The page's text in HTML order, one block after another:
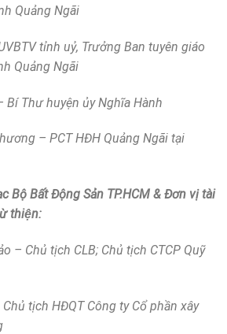
Quảng Ngãi
tỉnh uỷ, Trưởng Ban tuyên giáo
Quảng Ngãi
Bí Thư huyện ủy Nghĩa Hành
– PCT HĐH Quảng Ngãi tại
Bộ Bất Động Sản TP.HCM & Đơn vị tài
thiện:
– Chủ tịch CLB; Chủ tịch CTCP Quỹ
tịch HĐQT Công ty Cổ phần xây